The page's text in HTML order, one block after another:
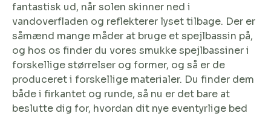
fantastisk ud, når solen skinner ned i
vandoverfladen og reflekterer lyset tilbage. Der er
såmænd mange måder at bruge et spejlbassin på,
og hos os finder du vores smukke spejlbassiner i
forskellige størrelser og former, og så er de
produceret i forskellige materialer. Du finder dem
både i firkantet og runde, så nu er det bare at
beslutte dig for, hvordan dit nye eventyrlige bed